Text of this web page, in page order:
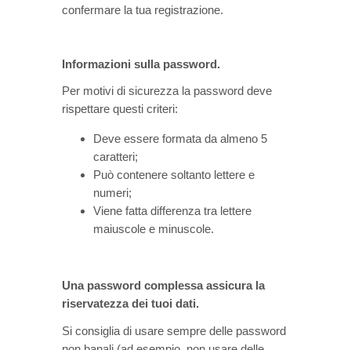
confermare la tua registrazione.
Informazioni sulla password.
Per motivi di sicurezza la password deve
rispettare questi criteri:
Deve essere formata da almeno 5
caratteri;
Può contenere soltanto lettere e
numeri;
Viene fatta differenza tra lettere
maiuscole e minuscole.
Una password complessa assicura la
riservatezza dei tuoi dati.
Si consiglia di usare sempre delle password